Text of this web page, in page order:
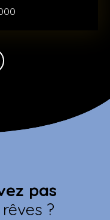
pas
?